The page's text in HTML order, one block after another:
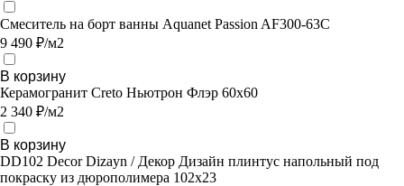
Смеситель на борт ванны Aquanet Passion AF300-63С
9 490 ₽/м2
В корзину
Керамогранит Creto Ньютрон Флэр 60х60
2 340 ₽/м2
В корзину
DD102 Decor Dizayn / Декор Дизайн плинтус напольный под
покраску из дюрополимера 102х23